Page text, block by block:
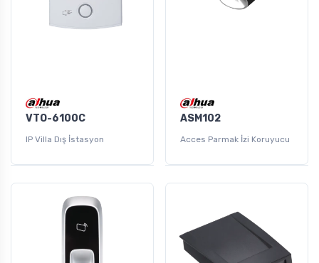
VTO-6100C
IP Villa Dış İstasyon
ASM102
Acces Parmak İzi Koruyucu